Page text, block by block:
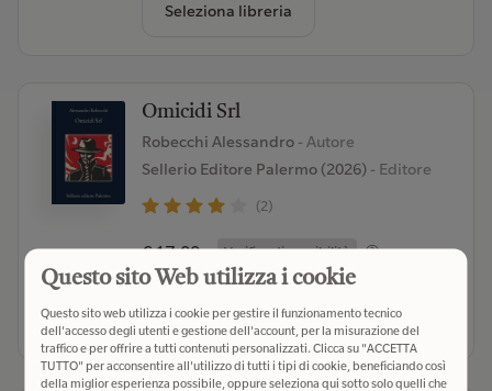
Seleziona libreria
Omicidi Srl
Robecchi Alessandro - Autore
Sellerio Editore Palermo (2026)- Editore
(2)
€ 17,00 Verifica disponibilità
Seleziona libreria
Questo sito Web utilizza i cookie
Questo sito web utilizza i cookie per gestire il funzionamento tecnico
dell'accesso degli utenti e gestione dell'account, per la misurazione del
traffico e per offrire a tutti contenuti personalizzati. Clicca su "ACCETTA
TUTTO" per acconsentire all'utilizzo di tutti i tipi di cookie, beneficiando così
della miglior esperienza possibile, oppure seleziona qui sotto solo quelli che